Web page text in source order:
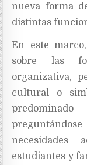
nueva forma
distintas
En este
sobre las
organizativa,
cultural o
necesidades
estudiantes y